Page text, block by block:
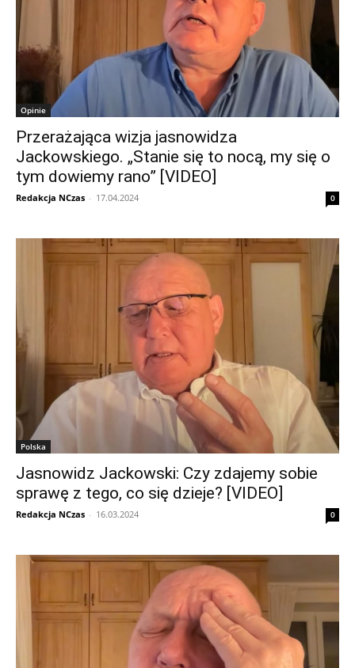
Opinie
Przerażająca wizja jasnowidza
Jackowskiego. „Stanie się to nocą, my się o
tym dowiemy rano” [VIDEO]
Redakcja NCzas - 17.04.2024 0
Polska
Jasnowidz Jackowski: Czy zdajemy sobie
sprawę z tego, co się dzieje? [VIDEO]
Redakcja NCzas - 16.03.2024 0